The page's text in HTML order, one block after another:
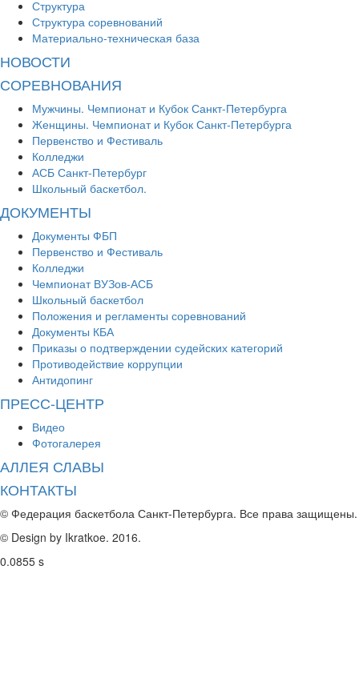
Структура
Структура соревнований
Материально-техническая база
НОВОСТИ
СОРЕВНОВАНИЯ
Мужчины. Чемпионат и Кубок Санкт-Петербурга
Женщины. Чемпионат и Кубок Санкт-Петербурга
Первенство и Фестиваль
Колледжи
АСБ Санкт-Петербург
Школьный баскетбол.
ДОКУМЕНТЫ
Документы ФБП
Первенство и Фестиваль
Колледжи
Чемпионат ВУЗов-АСБ
Школьный баскетбол
Положения и регламенты соревнований
Документы КБА
Приказы о подтверждении судейских категорий
Противодействие коррупции
Антидопинг
ПРЕСС-ЦЕНТР
Видео
Фотогалерея
АЛЛЕЯ СЛАВЫ
КОНТАКТЫ
© Федерация баскетбола Санкт-Петербурга. Все права
© Design by Ikratkoe. 2016.
0.0855 s